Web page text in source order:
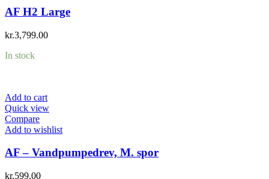
AF H2 Large
kr.3,799.00
In stock
Add to cart
Quick view
Compare
Add to wishlist
AF – Vandpumpedrev, M. spor
kr.599.00